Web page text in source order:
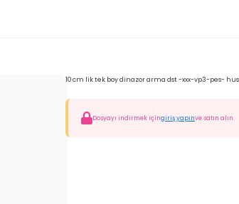
10 cm lik tek boy dinazor arma dst -xxx-vp3-pes-
Dosyayı indirmek içingiriş yapınve satın alın.